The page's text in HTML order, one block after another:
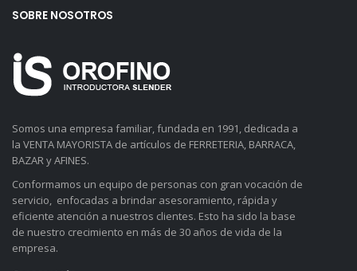
SOBRE NOSOTROS
Somos una empresa familiar, fundada en 1991, dedicada a
la VENTA MAYORISTA de artículos de FERRETERIA, BARRACA,
BAZAR y AFINES.
Conformamos un equipo de personas con gran vocación de
servicio, enfocadas a brindar asesoramiento, rápida y
eficiente atención a nuestros clientes. Esto ha sido la base
de nuestro crecimiento en más de 30 años de vida de la
empresa.